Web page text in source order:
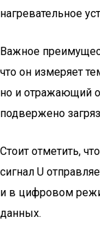
нагревательное
Важное
что он измеряет
но и отражающий
подвержено
Стоит отметить,
сигнал U
и в цифровом
данных.